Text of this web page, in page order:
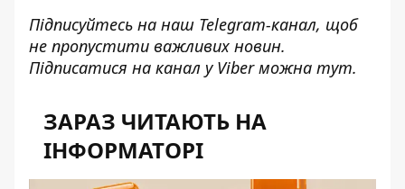
Підписуйтесь на наш Telegram-канал, щоб
не пропустити важливих новин.
Підписатися на канал у Viber можна тут.
ЗАРАЗ ЧИТАЮТЬ НА
ІНФОРМАТОРІ